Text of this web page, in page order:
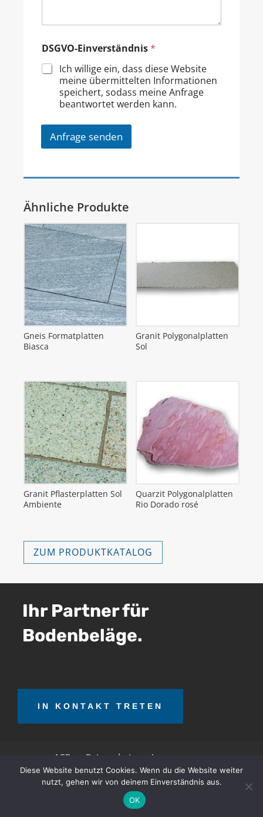
DSGVO-Einverständnis*
Ich willige ein, dass diese Website
meine übermittelten Informationen
speichert, sodass meine Anfrage
beantwortet werden kann.
Anfrage senden
Ähnliche Produkte
Gneis Formatplatten
Biasca
Granit Polygonalplatten
Sol
Granit Pflasterplatten Sol
Ambiente
Quarzit Polygonalplatten
Rio Dorado rosé
ZUM PRODUKTKATALOG
Ihr Partner für
Bodenbeläge.
IN KONTAKT TRETEN
AGB Datenschutz Impressum
OTT Teerrecycling GmbH © 2026. Alle Rechte
vorbehalten.
Diese Website benutzt Cookies. Wenn du die Website weiter
nutzt, gehen wir von deinem Einverständnis aus.
OK